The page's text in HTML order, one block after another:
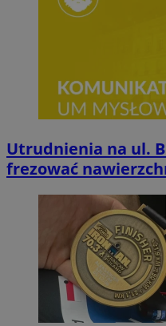
Utrudnienia na ul.
frezować